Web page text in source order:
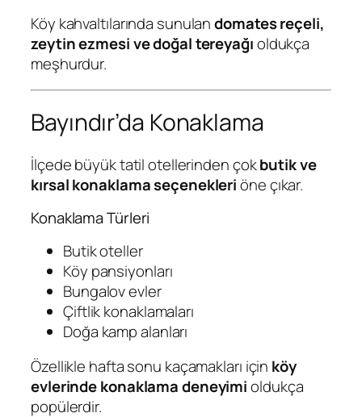
Köy kahvaltılarında sunulandomates reçeli,
zeytin ezmesi ve doğal tereyağıoldukça
meşhurdur.
Bayındır’da Konaklama
İlçede büyük tatil otellerinden çokbutik ve
kırsal konaklama seçenekleriöne çıkar.
Konaklama Türleri
Butik oteller
Köy pansiyonları
Bungalov evler
Çiftlik konaklamaları
Doğa kamp alanları
Özellikle hafta sonu kaçamakları için köy
evlerinde konaklama deneyimioldukça
popülerdir.